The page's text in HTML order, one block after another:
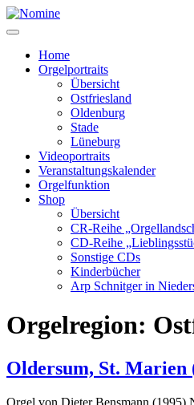
Zum
Inhalt
Home
Orgelportraits
Übersicht
Ostfriesland
Oldenburg
Stade
Lüneburg
Videoportraits
Veranstaltungskalender
Orgelfunktion
Shop
Übersicht
CR-Reihe
CD-Reihe
Sonstige CDs
Kinderbücher
Arp Schnitger in
Orgelregion:
Oldersum, St.
Orgel von Dieter Bensmann